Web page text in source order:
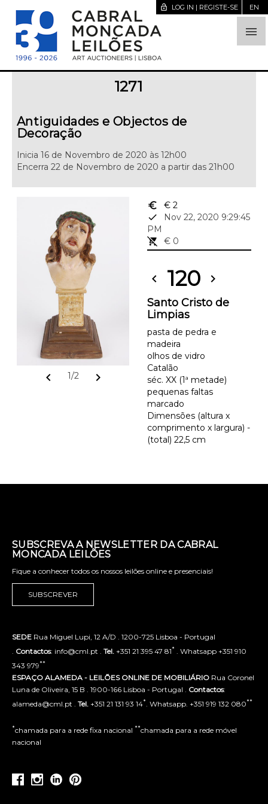

lock_open LOG IN | REGISTE-SE EN
1271
Antiguidades e Objectos de
Decoração
Inicia 16 de Novembro de 2020 às 12h00
Encerra 22 de Novembro de 2020 a partir das 21h00
chevron_left 1/2 chevron_right
euro_symbol
€ 2
done
Nov 22, 2020 9:29:45
PM
remove_shopping_cart
€ 0
chevron_left 120 chevron_right
Santo Cristo de
Limpias
pasta de pedra e
madeira
olhos de vidro
Catalão
séc. XX (1ª metade)
pequenas faltas
marcado
Dimensões (altura x
comprimento x largura) -
(total) 22,5 cm
SUBSCREVA A NEWSLETTER DA CABRAL
MONCADA LEILÕES
Fique a conhecer todos os nossos leilões online e presenciais!
SUBSCREVER
SEDE Rua Miguel Lupi, 12 A/D . 1200-725 Lisboa - Portugal
Contactos: info@cml.pt . Tel. +351 21 395 47 81* . Whatsapp +351 910
343 979**
ESPAÇO ALAMEDA - LEILÕES ONLINE DE MOBILIÁRIO Rua Coronel
Luna de Oliveira, 15 B . 1900-166 Lisboa - Portugal . Contactos:
alameda@cml.pt . Tel. +351 21 131 93 14* . Whatsapp. +351 919 132 080**
*chamada para a rede fixa nacional **chamada para a rede móvel
nacional